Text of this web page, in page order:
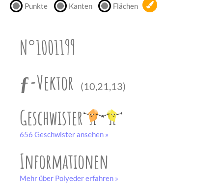
Punkte Kanten Flächen
N°1001199
ƒ-Vektor
(10,21,13)
Geschwister
656 Geschwister ansehen »
Informationen
Mehr über Polyeder erfahren »
unserem